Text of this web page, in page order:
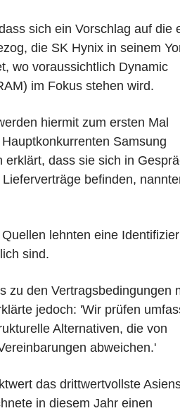
sich ein Vorschlag auf die
die SK Hynix in seinem
wo voraussichtlich Dynamic
im Fokus stehen wird.
hiermit zum ersten Mal
Samsung
erklärt, dass sie sich in
befinden,
lehnten eine
sind.
zu den Vertragsbedingungen
jedoch: 'Wir prüfen
Alternativen, die von
abweichen.'
das drittwertvollste
in diesem Jahr einen